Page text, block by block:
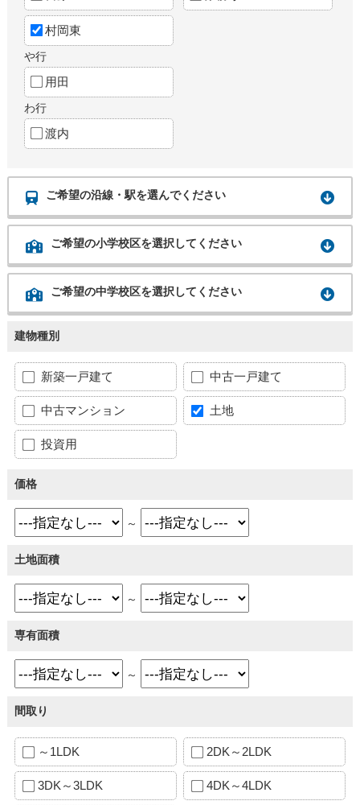
村岡東
や行
用田
わ行
渡内
ご希望の沿線・駅を選んでください
ご希望の小学校区を選択してください
ご希望の中学校区を選択してください
建物種別
新築一戸建て 中古一戸建て
中古マンション 土地
投資用
価格
～
土地面積
～
専有面積
～
間取り
～1LDK 2DK～2LDK
3DK～3LDK 4DK～4LDK